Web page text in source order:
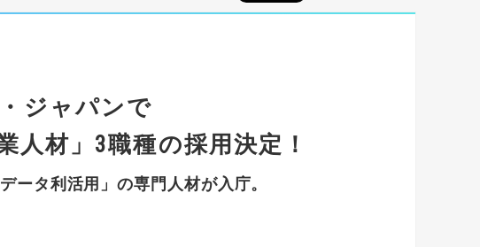
ジャパンで
人材」3職種の採用決定！
ータ利活用」の専門人材が入庁。